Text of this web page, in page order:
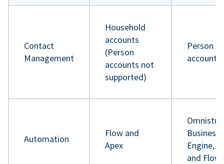
Contact
Management
Household
accounts
(Person
accounts not
supported)
Person
accounts
Automation
Flow and
Apex
Business
Engine,
and Flow